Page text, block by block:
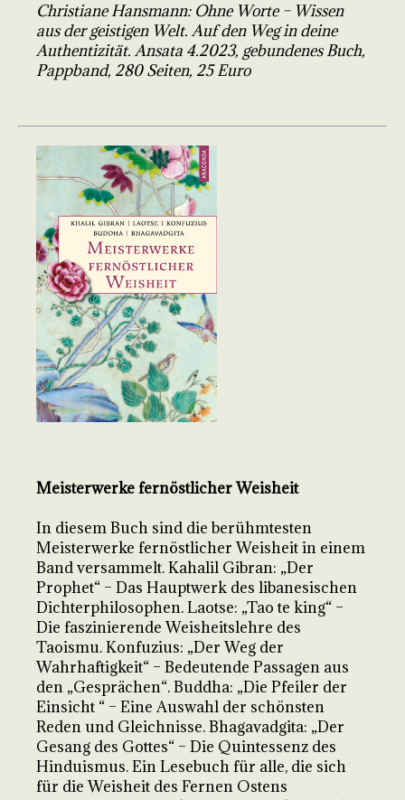
Christiane Hansmann: Ohne Worte – Wissen
aus der geistigen Welt. Auf den Weg in deine
Authentizität. Ansata 4.2023, gebundenes Buch,
Pappband, 280 Seiten, 25 Euro
Meisterwerke fernöstlicher Weisheit
In diesem Buch sind die berühmtesten
Meisterwerke fernöstlicher Weisheit in einem
Band versammelt. Kahalil Gibran: „Der
Prophet“ – Das Hauptwerk des libanesischen
Dichterphilosophen. Laotse: „Tao te king“ –
Die faszinierende Weisheitslehre des
Taoismu. Konfuzius: „Der Weg der
Wahrhaftigkeit“ – Bedeutende Passagen aus
den „Gesprächen“. Buddha: „Die Pfeiler der
Einsicht “ – Eine Auswahl der schönsten
Reden und Gleichnisse. Bhagavadgita: „Der
Gesang des Gottes“ – Die Quintessenz des
Hinduismus. Ein Lesebuch für alle, die sich
für die Weisheit des Fernen Ostens